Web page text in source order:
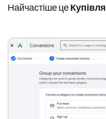
Найчастіше цеКупівля